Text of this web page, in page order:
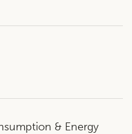
& Energy